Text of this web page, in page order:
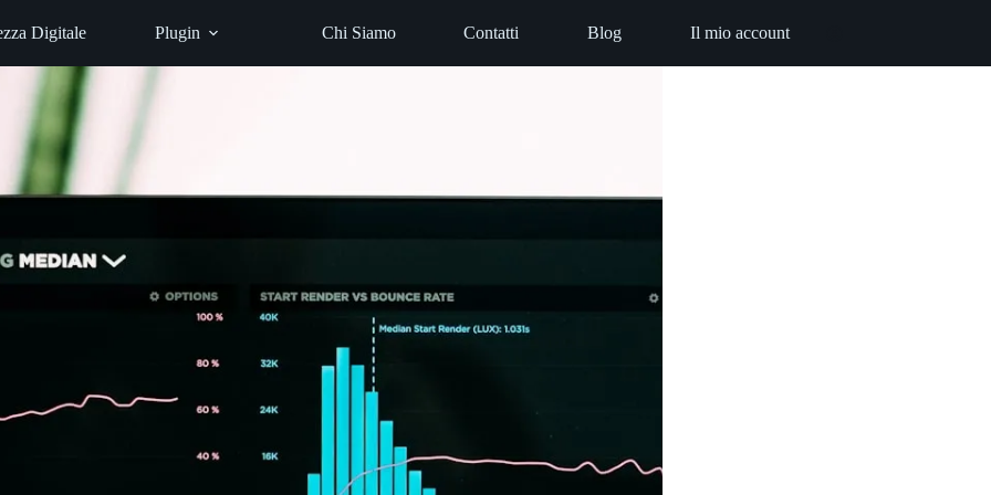
Digitale Plugin Chi Siamo Contatti Blog Il mio account